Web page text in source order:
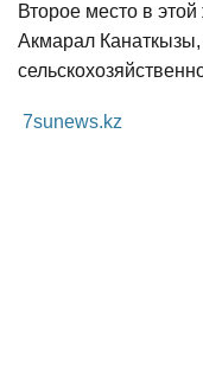
Второе место в
Акмарал Канаткызы,
7sunews.kz